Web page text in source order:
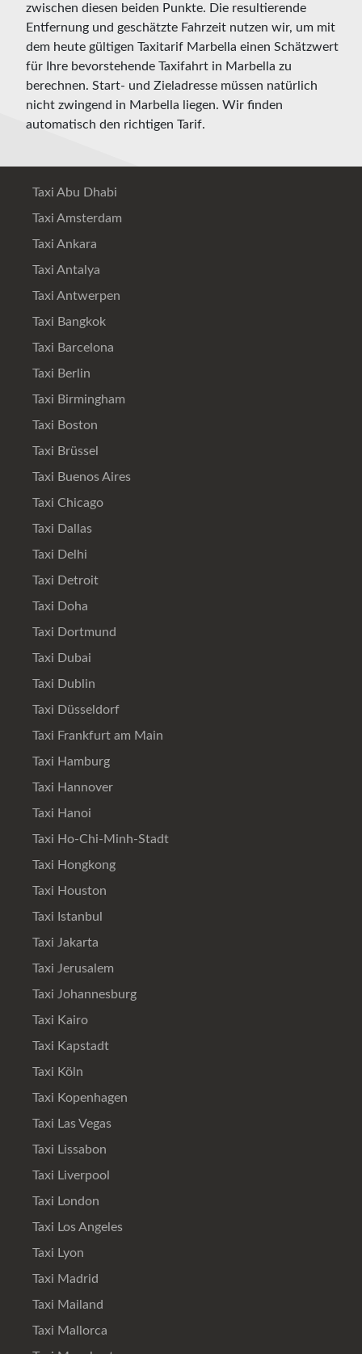
zwischen diesen beiden Punkte. Die resultierende
Entfernung und geschätzte Fahrzeit nutzen wir, um mit
dem heute gültigen Taxitarif Marbella einen Schätzwert
für Ihre bevorstehende Taxifahrt in Marbella zu
berechnen. Start- und Zieladresse müssen natürlich
nicht zwingend in Marbella liegen. Wir finden
automatisch den richtigen Tarif.
Taxi Abu Dhabi
Taxi Amsterdam
Taxi Ankara
Taxi Antalya
Taxi Antwerpen
Taxi Bangkok
Taxi Barcelona
Taxi Berlin
Taxi Birmingham
Taxi Boston
Taxi Brüssel
Taxi Buenos Aires
Taxi Chicago
Taxi Dallas
Taxi Delhi
Taxi Detroit
Taxi Doha
Taxi Dortmund
Taxi Dubai
Taxi Dublin
Taxi Düsseldorf
Taxi Frankfurt am Main
Taxi Hamburg
Taxi Hannover
Taxi Hanoi
Taxi Ho-Chi-Minh-Stadt
Taxi Hongkong
Taxi Houston
Taxi Istanbul
Taxi Jakarta
Taxi Jerusalem
Taxi Johannesburg
Taxi Kairo
Taxi Kapstadt
Taxi Köln
Taxi Kopenhagen
Taxi Las Vegas
Taxi Lissabon
Taxi Liverpool
Taxi London
Taxi Los Angeles
Taxi Lyon
Taxi Madrid
Taxi Mailand
Taxi Mallorca